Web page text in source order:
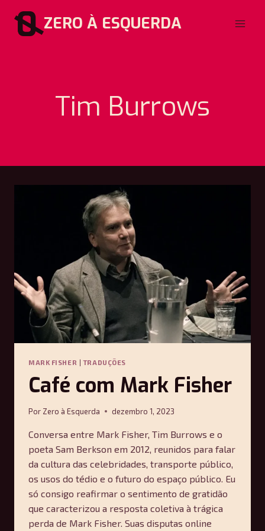
para
ZERO À ESQUERDA
Tim Burrows
MARK FISHER |TRADUÇÕES
Café com Mark Fisher
Por Zero à Esquerda dezembro 1, 2023
Conversa entre Mark Fisher, Tim Burrows e o
poeta Sam Berkson em 2012, reunidos para falar
da cultura das celebridades, transporte público,
os usos do tédio e o futuro do espaço público. Eu
só consigo reafirmar o sentimento de gratidão
que caracterizou a resposta coletiva à trágica
perda de Mark Fisher. Suas disputas online